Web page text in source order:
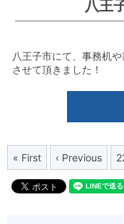
八王
八王子市にて、事務机
させて頂きました！
« First ‹ Previous